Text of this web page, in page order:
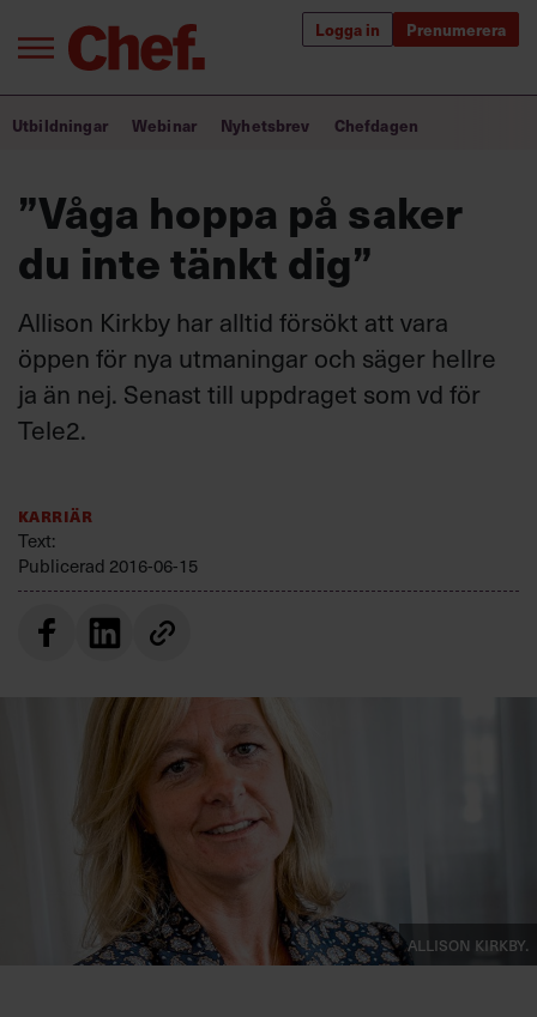
Logga in Prenumerera
Logga in
Prenumerera
Annonsera
Kontakta oss
Kundservice
Villkor och policy för
personuppgiftsbehandling
Bra ledare förändrar världen
Innehåll från Chef
Utbildning för ledare
Chefakademin+
Populära utbildningar
Utbildningar Webinar Nyhetsbrev Chefdagen
”Våga hoppa på saker
du inte tänkt dig”
Allison Kirkby har alltid försökt att vara
öppen för nya utmaningar och säger hellre
ja än nej. Senast till uppdraget som vd för
Tele2.
Karriär
Text:
Publicerad 2016-06-15
Allison Kirkby.